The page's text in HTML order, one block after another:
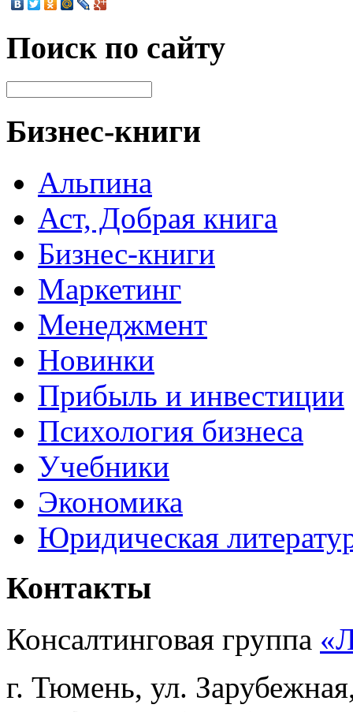
Поиск по сайту
Бизнес-книги
Альпина
Аст, Добрая книга
Бизнес-книги
Маркетинг
Менеджмент
Новинки
Прибыль и инвестиции
Психология бизнеса
Учебники
Экономика
Юридическая
Контакты
Консалтинговая группа
г. Тюмень, ул.